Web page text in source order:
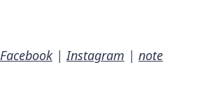
Facebook | Instagram | note